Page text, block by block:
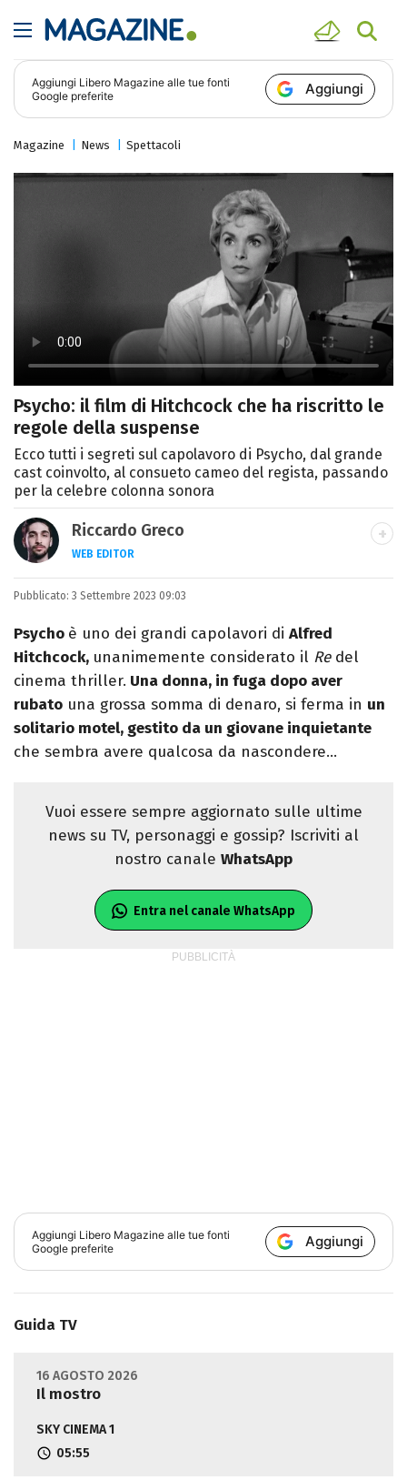
Aggiungi Libero Magazine alle tue fonti
Google preferite
Aggiungi
Magazine News Spettacoli
Psycho: il film di Hitchcock che ha riscritto le
regole della suspense
Ecco tutti i segreti sul capolavoro di Psycho, dal grande
cast coinvolto, al consueto cameo del regista, passando
per la celebre colonna sonora
Riccardo Greco
WEB EDITOR
LINKEDIN
Si avvicina all'editoria studiando all'IED
come Fashion Editor. Si specializza poi in
Comunicazione digitale, Giornalismo e
Nuovi media presso La Sapienza,
collaborando con alcune testate ed uffici
stampa.
Pubblicato: 3 Settembre 2023 09:03
Psycho è uno dei grandi capolavori di Alfred
Hitchcock, unanimemente considerato il Redel
cinema thriller. Una donna, in fuga dopo aver
rubato una grossa somma di denaro, si ferma in un
solitario motel, gestito da un giovane inquietante
che sembra avere qualcosa da nascondere…
Vuoi essere sempre aggiornato sulle ultime
news su TV, personaggi e gossip? Iscriviti al
nostro canale WhatsApp
Entra nel canale WhatsApp
Aggiungi Libero Magazine alle tue fonti
Google preferite
Aggiungi
Guida TV
16 AGOSTO 2026
Il mostro
SKY CINEMA 1
05:55